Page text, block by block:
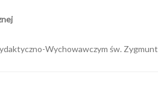
Wychowawczym św.